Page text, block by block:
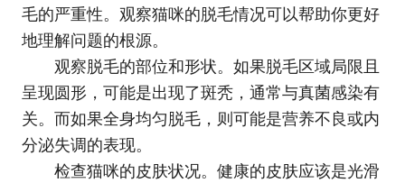
毛的严重性。观察猫咪的脱毛情况可以帮助你更好
地理解问题的根源。
观察脱毛的部位和形状。如果脱毛区域局限且
呈现圆形，可能是出现了斑秃，通常与真菌感染有
关。而如果全身均匀脱毛，则可能是营养不良或内
分泌失调的表现。
检查猫咪的皮肤状况。健康的皮肤应该是光滑